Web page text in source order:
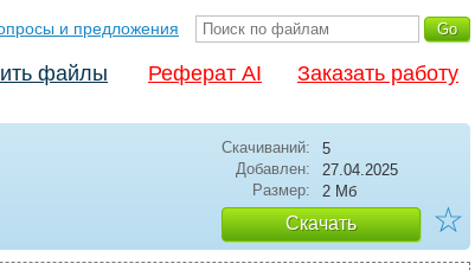
и предложения
файлы Реферат AI Заказать работу
Скачиваний:
5
Добавлен:
27.04.2025
Размер:
2 Мб
Скачать ☆